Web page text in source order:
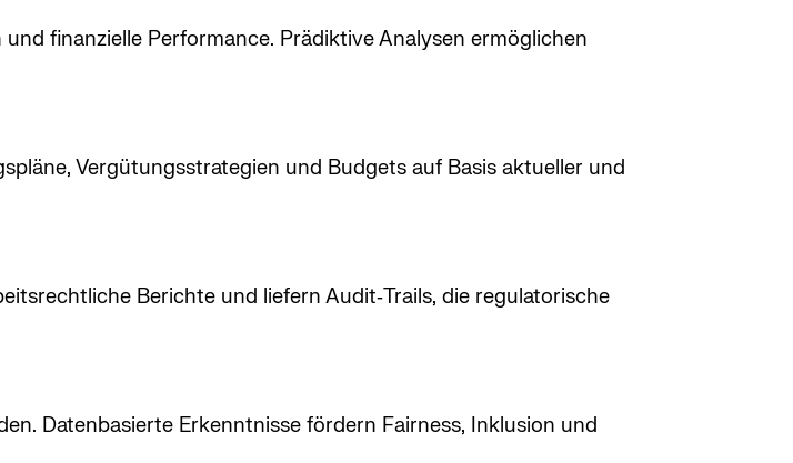
finanzielle Performance. Prädiktive Analysen ermöglichen
Vergütungsstrategien und Budgets auf Basis aktueller und
Berichte und liefern Audit‑Trails, die regulatorische
Datenbasierte Erkenntnisse fördern Fairness, Inklusion und